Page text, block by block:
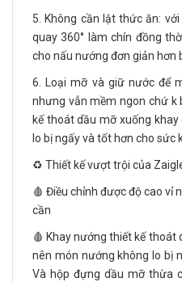
5. Không cần lật thức ăn:
quay 360° làm chín đồng
cho nấu nướng đơn giản hơn
6. Loại mỡ và giữ nước để
nhưng vẫn mềm ngon chứ k
kế thoát dầu mỡ xuống
lo bị ngấy và tốt hơn cho sức
♻️ Thiết kế vượt trội của
🩸 Điều chỉnh được độ cao vỉ
cần
🩸 Khay nướng thiết kế thoát
nên món nướng không lo bị
Và hộp đựng dầu mỡ thừa